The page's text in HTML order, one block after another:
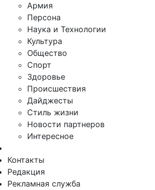
Армия
Персона
Наука и Технологии
Культура
Общество
Спорт
Здоровье
Происшествия
Дайджесты
Стиль жизни
Новости партнеров
Интересное
Контакты
Редакция
Рекламная служба